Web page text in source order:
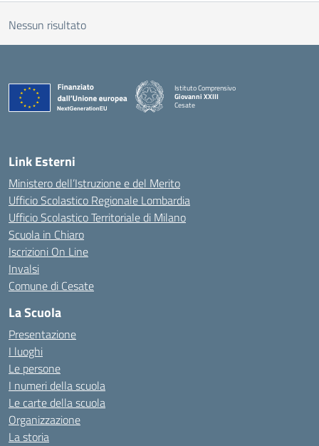
Nessun risultato
Istituto Comprensivo
Giovanni XXIII
Cesate
Link Esterni
Ministero dell’Istruzione e del Merito
Ufficio Scolastico Regionale Lombardia
Ufficio Scolastico Territoriale di Milano
Scuola in Chiaro
Iscrizioni On Line
Invalsi
Comune di Cesate
La Scuola
Presentazione
I luoghi
Le persone
I numeri della scuola
Le carte della scuola
Organizzazione
La storia